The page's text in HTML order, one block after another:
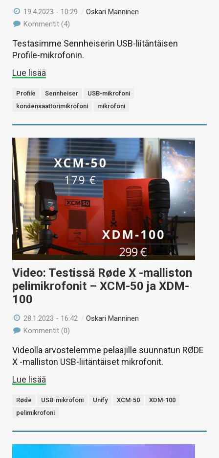
19.4.2023 - 10:29 /Oskari Manninen
Kommentit (4)
Testasimme Sennheiserin USB-liitäntäisen
Profile-mikrofonin.
Lue lisää
Profile Sennheiser
USB-mikrofoni
kondensaattorimikrofoni
mikrofoni
Video: Testissä Røde X -malliston
pelimikrofonit – XCM-50 ja XDM-
100
28.1.2023 - 16:42 /Oskari Manninen
Kommentit (0)
Videolla arvostelemme pelaajille suunnatun RØDE
X -malliston USB-liitäntäiset mikrofonit.
Lue lisää
Røde USB-mikrofoni Unify XCM-50
XDM-100
pelimikrofoni